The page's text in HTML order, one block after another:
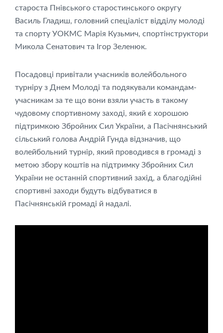
староста Пнівського старостинського округу
Василь Гладиш, головний спеціаліст відділу молоді
та спорту УОКМС Марія Кузьмич, спортінструктори
Микола Сенатович та Ігор Зеленюк.
Посадовці привітали учасників волейбольного
турніру з Днем Молоді та подякували командам-
учасникам за те що вони взяли участь в такому
чудовому спортивному заході, який є хорошою
підтримкою Збройних Сил України, а Пасічнянський
сільський голова Андрій Гунда відзначив, що
волейбольний турнір, який проводився в громаді з
метою збору коштів на підтримку Збройних Сил
України не останній спортивний захід, а благодійні
спортивні заходи будуть відбуватися в
Пасічнянській громаді й надалі.